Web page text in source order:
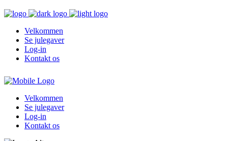
Velkommen
Se julegaver
Log-in
Kontakt os
Velkommen
Se julegaver
Log-in
Kontakt os